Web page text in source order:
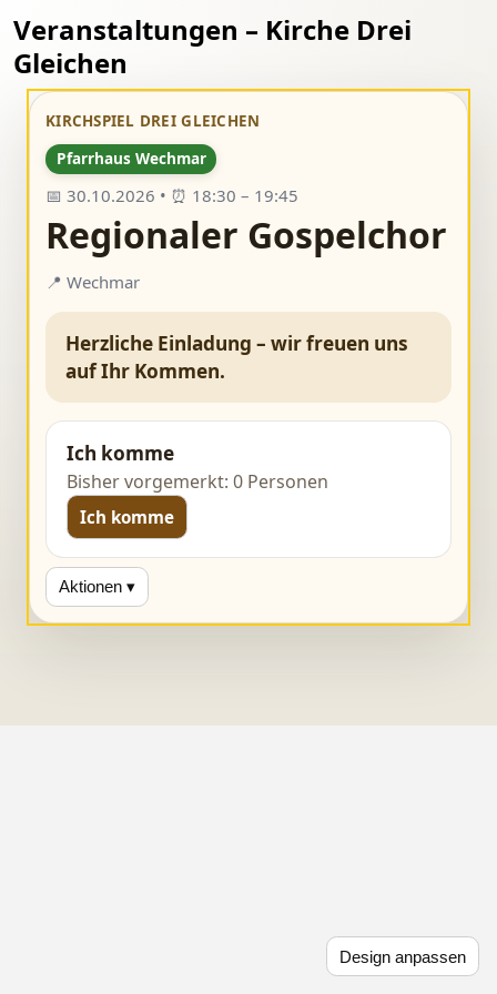
Design anpassen
Veranstaltungen – Kirche Drei
Gleichen
KIRCHSPIEL DREI GLEICHEN
Pfarrhaus Wechmar
📅 30.10.2026 • ⏰ 18:30 – 19:45
Regionaler Gospelchor
📍 Wechmar
Herzliche Einladung – wir freuen uns
auf Ihr Kommen.
Ich komme
Bisher vorgemerkt: 0 Personen
Ich komme
Aktionen ▾